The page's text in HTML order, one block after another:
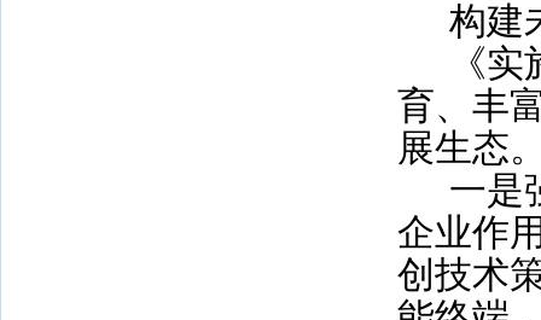
构建
《
育、丰
展生态
一是
企业作
创技术